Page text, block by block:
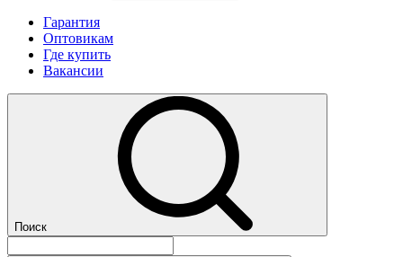
Гарантия
Оптовикам
Где купить
Вакансии
Поиск